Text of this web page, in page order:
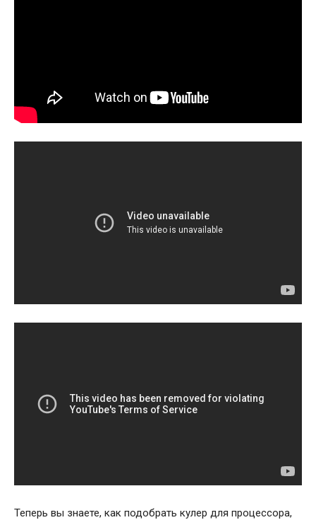
Теперь вы знаете, как подобрать кулер для процессора,